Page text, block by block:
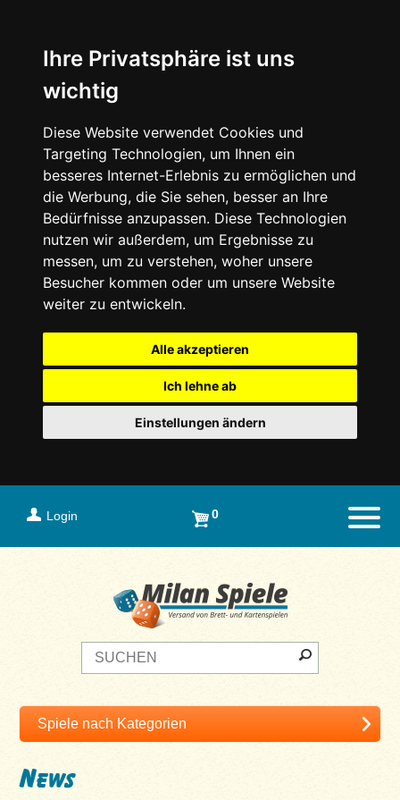
Ihre Privatsphäre ist uns
wichtig
Diese Website verwendet Cookies und
Targeting Technologien, um Ihnen ein
besseres Internet-Erlebnis zu ermöglichen und
die Werbung, die Sie sehen, besser an Ihre
Bedürfnisse anzupassen. Diese Technologien
nutzen wir außerdem, um Ergebnisse zu
messen, um zu verstehen, woher unsere
Besucher kommen oder um unsere Website
weiter zu entwickeln.
Alle akzeptieren
Ich lehne ab
Einstellungen ändern
Login 0
News